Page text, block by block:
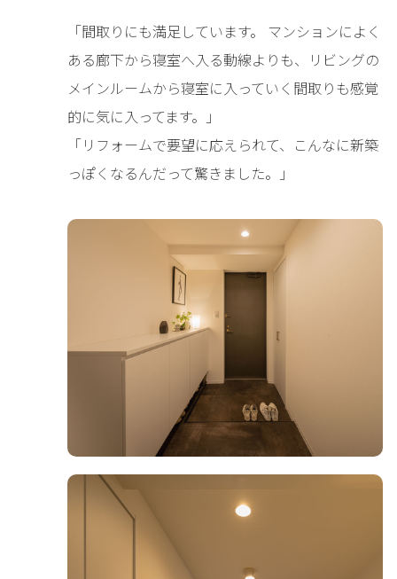
「間取りにも満足しています。 マンションによく
ある廊下から寝室へ入る動線よりも、リビングの
メインルームから寝室に入っていく間取りも感覚
的に気に入ってます。」
「リフォームで要望に応えられて、こんなに新築
っぽくなるんだって驚きました。」